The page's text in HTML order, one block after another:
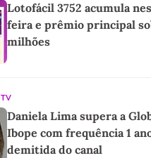
Lotofácil 3752 acumula
feira e prêmio principal
milhões
TV
Daniela Lima supera a
Ibope com frequência 1
demitida do canal